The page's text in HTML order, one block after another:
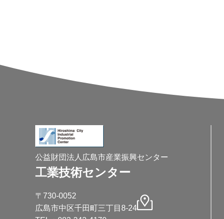
公益財団法人広島市産業振興センター
工業技術センター
〒730-0052
広島市中区千田町三丁目8-24